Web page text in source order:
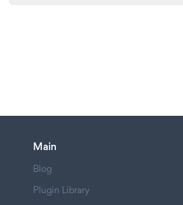
Main
Blog
Plugin Library